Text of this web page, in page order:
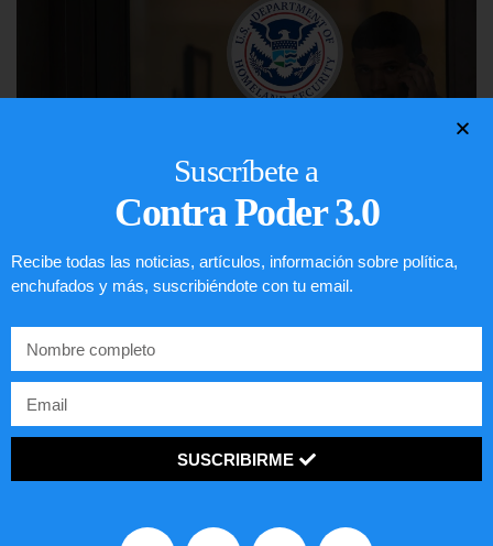
Comunistas no son bienvenidos en
LEER ARTÍCULO...
Suscríbete a
Contra Poder 3.0
Recibe todas las noticias, artículos, información sobre política,
enchufados y más, suscribiéndote con tu email.
SUSCRIBIRME